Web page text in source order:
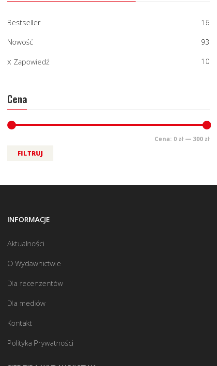
Bestseller
16
Nowość
93
Zapowiedź 10
Cena
FILTRUJ
Cena: 0 zł — 300 zł
INFORMACJE
Aktualności
O Wydawnictwie
Dla recenzentów
Dla mediów
Kontakt
Polityka Prywatności